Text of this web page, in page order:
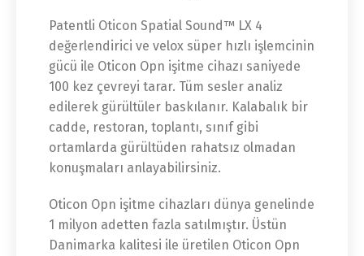
Patentli Oticon Spatial Sound™ LX 4
değerlendirici ve velox süper hızlı işlemcinin
gücü ile Oticon Opn işitme cihazı saniyede
100 kez çevreyi tarar. Tüm sesler analiz
edilerek gürültüler baskılanır. Kalabalık bir
cadde, restoran, toplantı, sınıf gibi
ortamlarda gürültüden rahatsız olmadan
konuşmaları anlayabilirsiniz.
Oticon Opn işitme cihazları dünya genelinde
1 milyon adetten fazla satılmıştır. Üstün
Danimarka kalitesi ile üretilen Oticon Opn